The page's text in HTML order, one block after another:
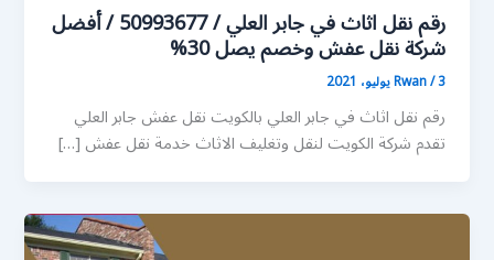
رقم نقل اثاث في جابر العلي / 50993677 / أفضل
شركة نقل عفش وخصم يصل 30%
Rwan/3 يوليو، 2021
رقم نقل اثاث في جابر العلي بالكويت نقل عفش جابر العلي
تقدم شركة الكويت لنقل وتغليف الاثاث خدمة نقل عفش […]